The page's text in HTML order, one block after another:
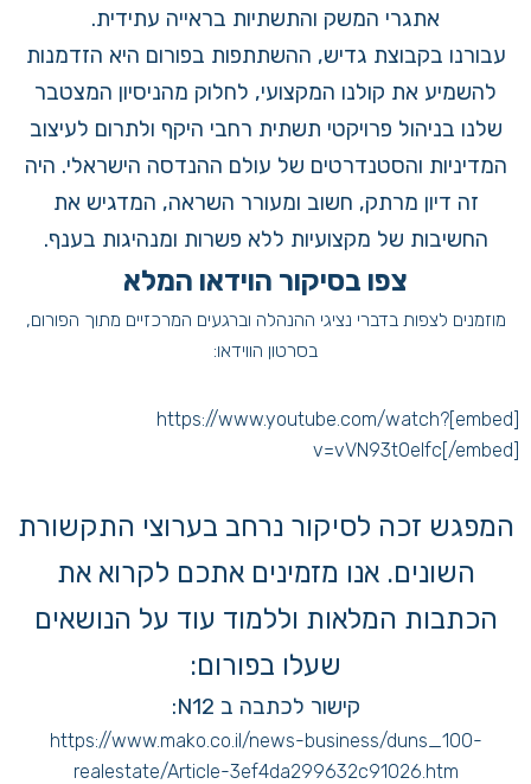
אתגרי המשק והתשתיות בראייה עתידית.
עבורנו בקבוצת גדיש, ההשתתפות בפורום היא הזדמנות
להשמיע את קולנו המקצועי, לחלוק מהניסיון המצטבר
שלנו בניהול פרויקטי תשתית רחבי היקף ולתרום לעיצוב
המדיניות והסטנדרטים של עולם ההנדסה הישראלי. היה
זה דיון מרתק, חשוב ומעורר השראה, המדגיש את
החשיבות של מקצועיות ללא פשרות ומנהיגות בענף.
צפו בסיקור הוידאו המלא
מוזמנים לצפות בדברי נציגי ההנהלה וברגעים המרכזיים מתוך הפורום,
בסרטון הווידאו:
[embed]https://www.youtube.com/watch?
v=vVN93t0eIfc[/embed]
המפגש זכה לסיקור נרחב בערוצי התקשורת
השונים. אנו מזמינים אתכם לקרוא את
הכתבות המלאות וללמוד עוד על הנושאים
שעלו בפורום:
קישור לכתבה ב N12
:
https://www.mako.co.il/news-business/duns_100-
realestate/Article-3ef4da299632c91026.htm